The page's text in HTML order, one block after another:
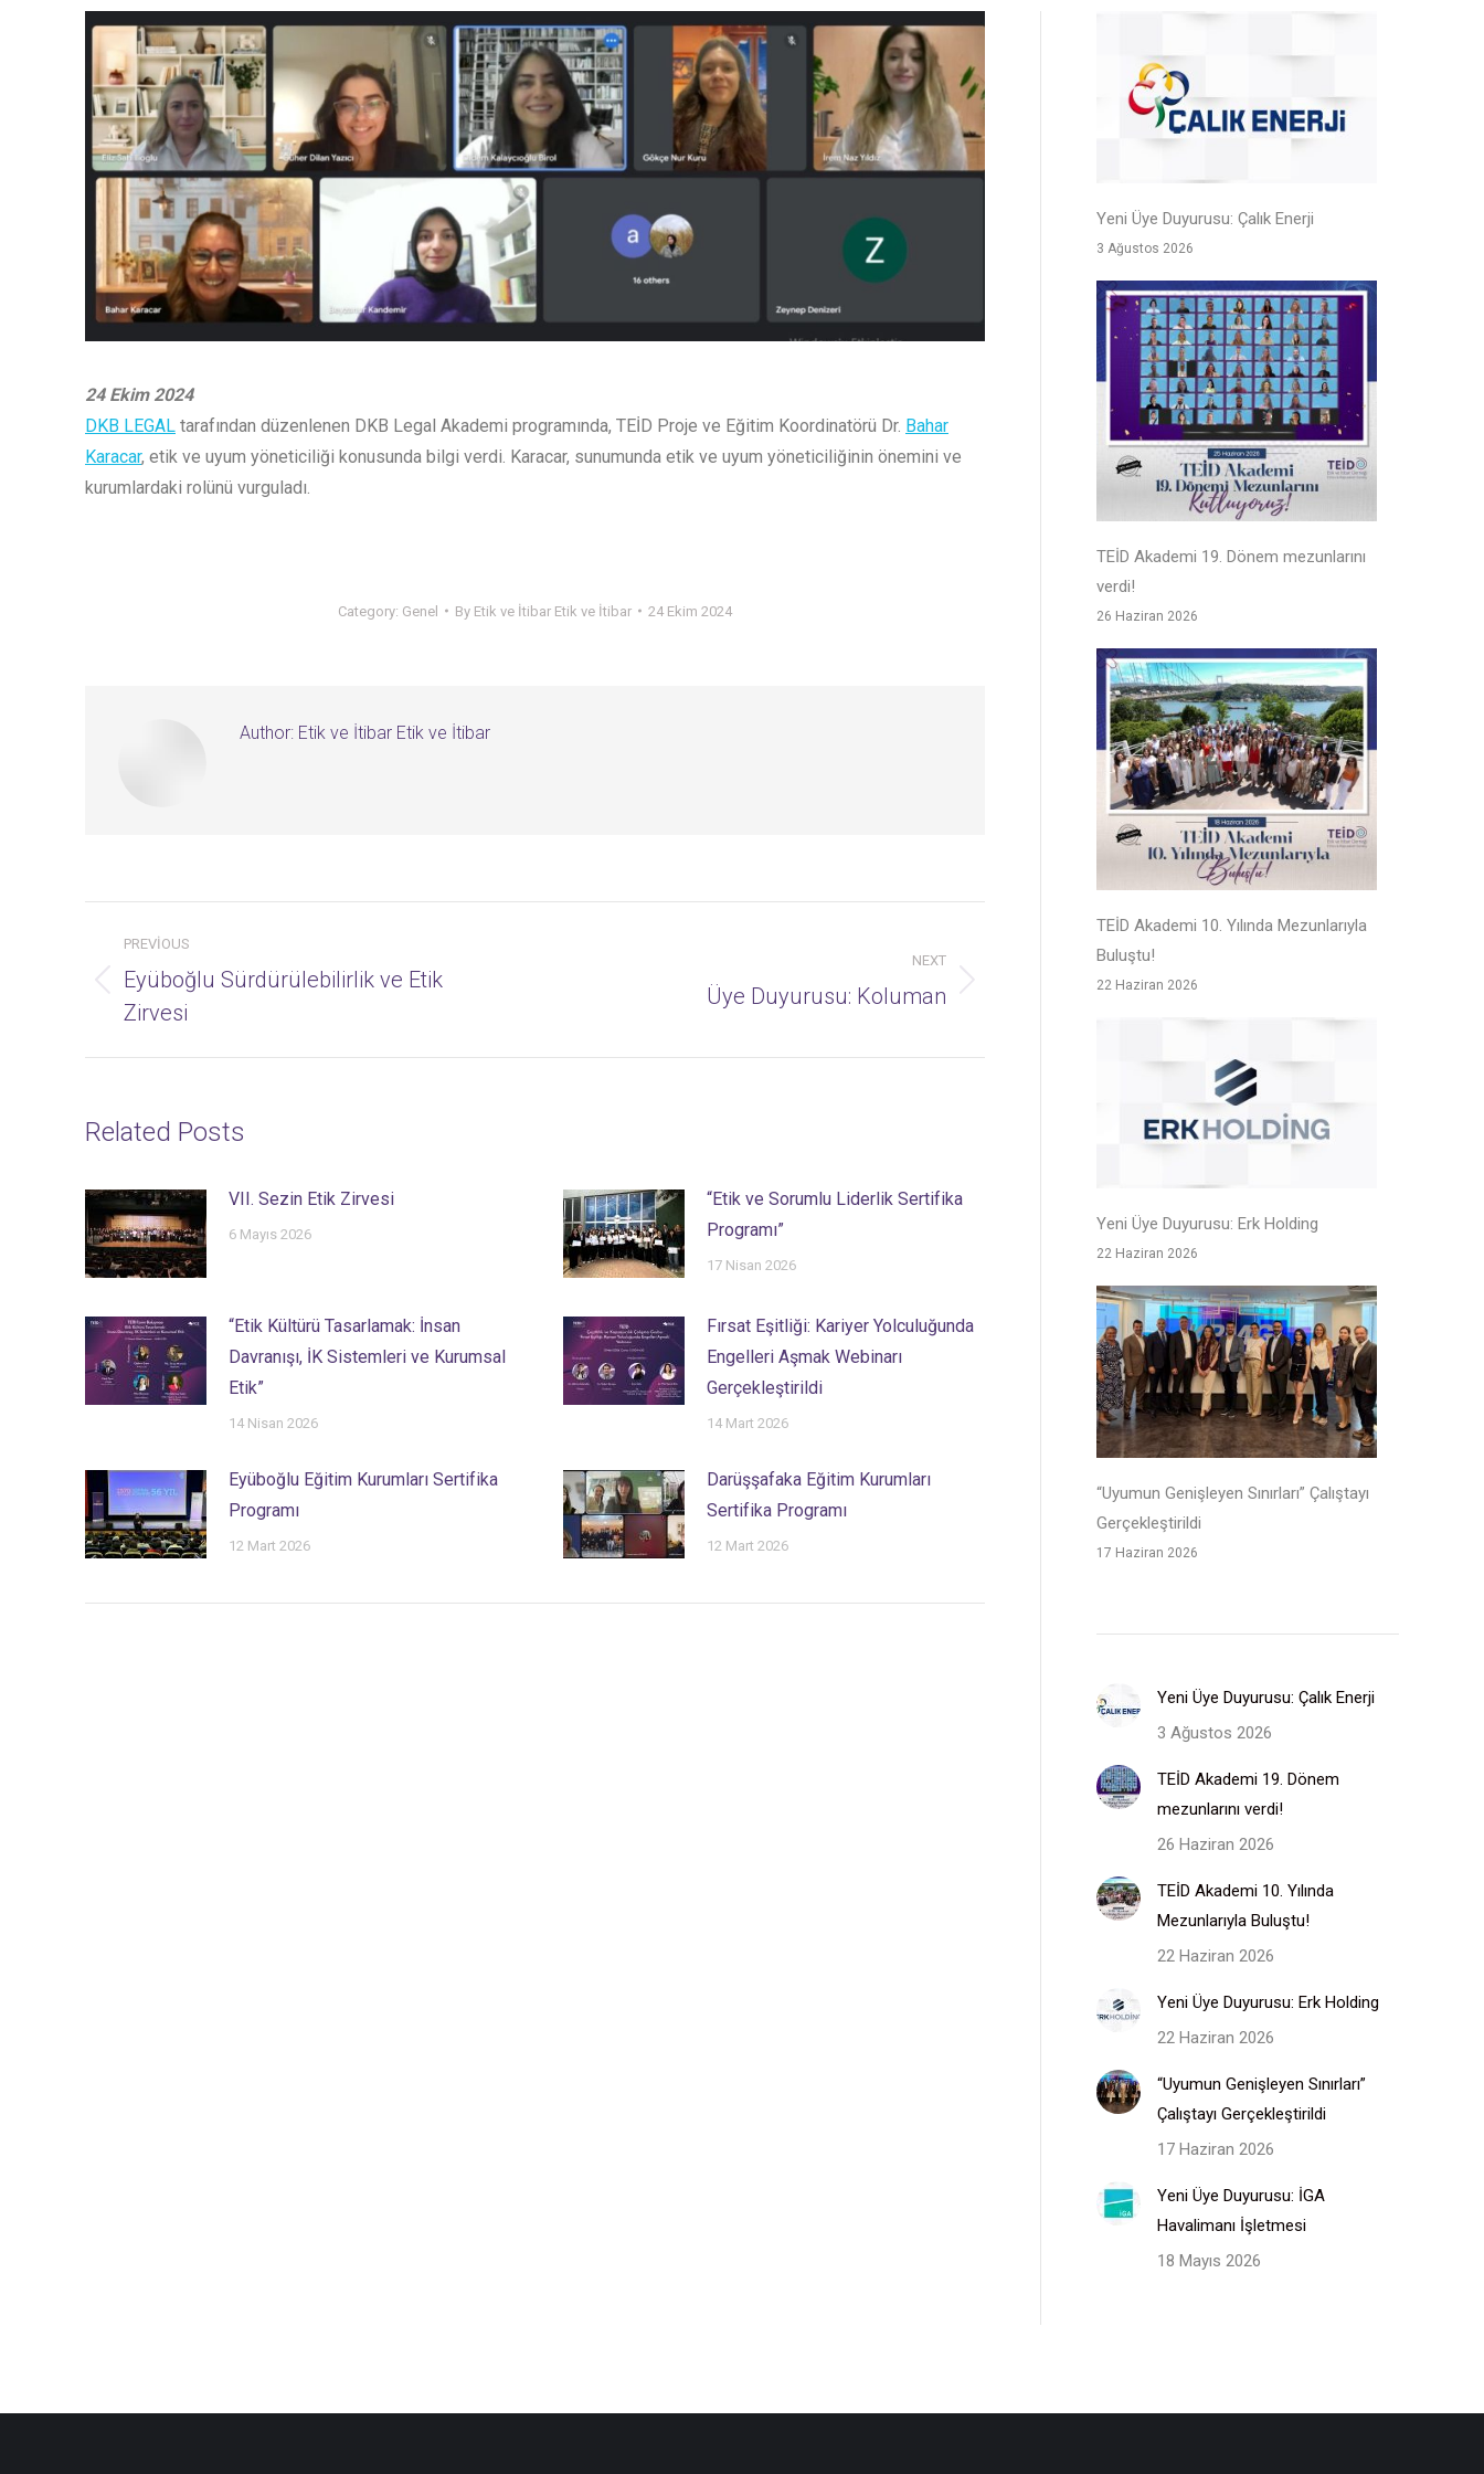
24 Ekim 2024
DKB LEGAL tarafından düzenlenen DKB Legal Akademi programında, TEİD Proje ve Eğitim Koordinatörü Dr. Bahar
Karacar, etik ve uyum yöneticiliği konusunda bilgi verdi. Karacar, sunumunda etik ve uyum yöneticiliğinin önemini ve
kurumlardaki rolünü vurguladı.
Category: Genel By Etik ve İtibar Etik ve İtibar 24 Ekim 2024
Author: Etik ve İtibar Etik ve İtibar
navigation
PREVIOUS
Previous
post:
Eyüboğlu Sürdürülebilirlik ve Etik
Zirvesi
NEXT
Üye Duyurusu: Koluman
Related Posts
VII. Sezin Etik Zirvesi
6 Mayıs 2026
“Etik ve Sorumlu Liderlik Sertifika
Programı”
17 Nisan 2026
“Etik Kültürü Tasarlamak: İnsan
Davranışı, İK Sistemleri ve Kurumsal
Etik”
14 Nisan 2026
Fırsat Eşitliği: Kariyer Yolculuğunda
Engelleri Aşmak Webinarı
Gerçekleştirildi
14 Mart 2026
Eyüboğlu Eğitim Kurumları Sertifika
Programı
12 Mart 2026
Darüşşafaka Eğitim Kurumları
Sertifika Programı
12 Mart 2026
Yeni Üye Duyurusu: Çalık Enerji
3 Ağustos 2026
TEİD Akademi 19. Dönem mezunlarını
verdi!
26 Haziran 2026
TEİD Akademi 10. Yılında Mezunlarıyla
Buluştu!
22 Haziran 2026
Yeni Üye Duyurusu: Erk Holding
22 Haziran 2026
“Uyumun Genişleyen Sınırları” Çalıştayı
Gerçekleştirildi
17 Haziran 2026
Yeni Üye Duyurusu: Çalık Enerji
3 Ağustos 2026
TEİD Akademi 19. Dönem
mezunlarını verdi!
26 Haziran 2026
TEİD Akademi 10. Yılında
Mezunlarıyla Buluştu!
22 Haziran 2026
Yeni Üye Duyurusu: Erk Holding
22 Haziran 2026
“Uyumun Genişleyen Sınırları”
Çalıştayı Gerçekleştirildi
17 Haziran 2026
Yeni Üye Duyurusu: İGA
Havalimanı İşletmesi
18 Mayıs 2026